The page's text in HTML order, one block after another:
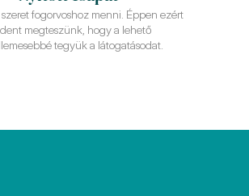
fogorvoshoz menni. Éppen ezért
megteszünk, hogy a lehető
tegyük a látogatásodat.